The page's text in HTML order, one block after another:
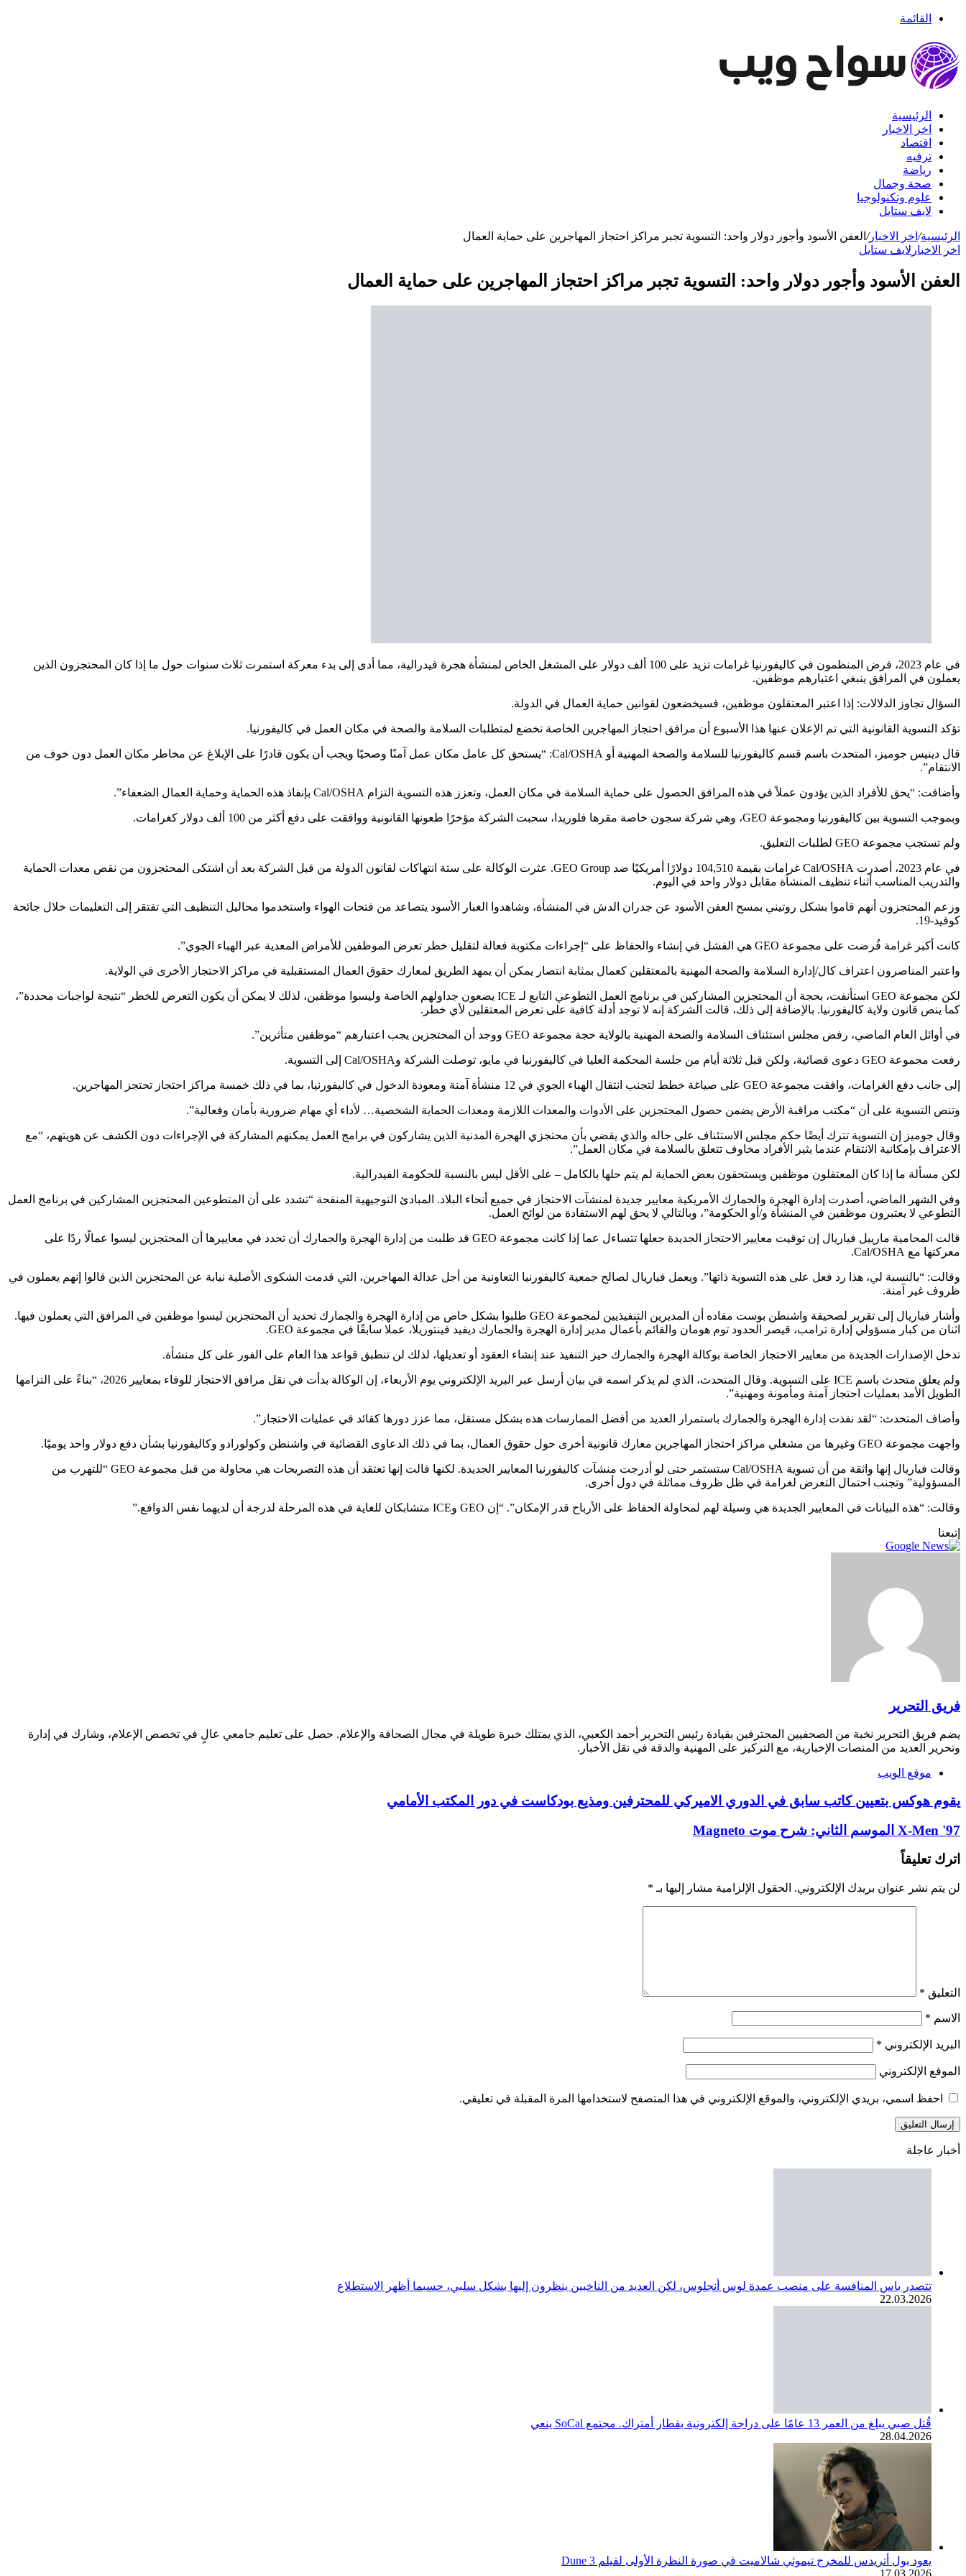
القائمة
الرئيسية
اخر الاخبار
اقتصاد
ترفيه
رياضة
صحة وجمال
علوم وتكنولوجيا
لايف ستايل
الرئيسية/ اخر الاخبار/ العفن الأسود وأجور دولار واحد: التسوية تجبر مراكز احتجاز المهاجرين على حماية العمال
اخر الاخبار لايف ستايل
العفن الأسود وأجور دولار واحد: التسوية تجبر مراكز احتجاز المهاجرين على حماية العمال
في عام 2023، فرض المنظمون في كاليفورنيا غرامات تزيد على 100 ألف دولار على المشغل الخاص لمنشأة هجرة فيدرالية، مما أدى إلى بدء معركة استمرت ثلاث سنوات حول ما إذا كان المحتجزون الذين
يعملون في المرافق ينبغي اعتبارهم موظفين.
السؤال تجاوز الدلالات: إذا اعتبر المعتقلون موظفين، فسيخضعون لقوانين حماية العمال في الدولة.
تؤكد التسوية القانونية التي تم الإعلان عنها هذا الأسبوع أن مرافق احتجاز المهاجرين الخاصة تخضع لمتطلبات السلامة والصحة في مكان العمل في كاليفورنيا.
قال دينيس جوميز، المتحدث باسم قسم كاليفورنيا للسلامة والصحة المهنية أو Cal/OSHA: “يستحق كل عامل مكان عمل آمنًا وصحيًا ويجب أن يكون قادرًا على الإبلاغ عن مخاطر مكان العمل دون خوف من
الانتقام”.
وأضافت: “يحق للأفراد الذين يؤدون عملاً في هذه المرافق الحصول على حماية السلامة في مكان العمل، وتعزز هذه التسوية التزام Cal/OSHA بإنفاذ هذه الحماية وحماية العمال الضعفاء”.
وبموجب التسوية بين كاليفورنيا ومجموعة GEO، وهي شركة سجون خاصة مقرها فلوريدا، سحبت الشركة مؤخرًا طعونها القانونية ووافقت على دفع أكثر من 100 ألف دولار كغرامات.
ولم تستجب مجموعة GEO لطلبات التعليق.
في عام 2023، أصدرت Cal/OSHA غرامات بقيمة 104,510 دولارًا أمريكيًا ضد GEO Group. عثرت الوكالة على ستة انتهاكات لقانون الدولة من قبل الشركة بعد أن اشتكى المحتجزون من نقص معدات الحماية
والتدريب المناسب أثناء تنظيف المنشأة مقابل دولار واحد في اليوم.
وزعم المحتجزون أنهم قاموا بشكل روتيني بمسح العفن الأسود عن جدران الدش في المنشأة، وشاهدوا الغبار الأسود يتصاعد من فتحات الهواء واستخدموا محاليل التنظيف التي تفتقر إلى التعليمات خلال جائحة
كوفيد-19.
كانت أكبر غرامة فُرضت على مجموعة GEO هي الفشل في إنشاء والحفاظ على “إجراءات مكتوبة فعالة لتقليل خطر تعرض الموظفين للأمراض المعدية عبر الهباء الجوي”.
واعتبر المناصرون اعتراف كال/إدارة السلامة والصحة المهنية بالمعتقلين كعمال بمثابة انتصار يمكن أن يمهد الطريق لمعارك حقوق العمال المستقبلية في مراكز الاحتجاز الأخرى في الولاية.
لكن مجموعة GEO استأنفت، بحجة أن المحتجزين المشاركين في برنامج العمل التطوعي التابع لـ ICE يضعون جداولهم الخاصة وليسوا موظفين، لذلك لا يمكن أن يكون التعرض للخطر “نتيجة لواجبات محددة”،
كما ينص قانون ولاية كاليفورنيا. بالإضافة إلى ذلك، قالت الشركة إنه لا توجد أدلة كافية على تعرض المعتقلين لأي خطر.
في أوائل العام الماضي، رفض مجلس استئناف السلامة والصحة المهنية بالولاية حجة مجموعة GEO ووجد أن المحتجزين يجب اعتبارهم “موظفين متأثرين”.
رفعت مجموعة GEO دعوى قضائية، ولكن قبل ثلاثة أيام من جلسة المحكمة العليا في كاليفورنيا في مايو، توصلت الشركة وCal/OSHA إلى التسوية.
إلى جانب دفع الغرامات، وافقت مجموعة GEO على صياغة خطط لتجنب انتقال الهباء الجوي في 12 منشأة آمنة ومعودة الدخول في كاليفورنيا، بما في ذلك خمسة مراكز احتجاز تحتجز المهاجرين.
وتنص التسوية على أن “مكتب مراقبة الأرض يضمن حصول المحتجزين على الأدوات والمعدات اللازمة ومعدات الحماية الشخصية… لأداء أي مهام ضرورية بأمان وفعالية”.
وقال جوميز إن التسوية تترك أيضًا حكم مجلس الاستئناف على حاله والذي يقضي بأن محتجزي الهجرة المدنية الذين يشاركون في برامج العمل يمكنهم المشاركة في الإجراءات دون الكشف عن هويتهم، “مع
الاعتراف بإمكانية الانتقام عندما يثير الأفراد مخاوف تتعلق بالسلامة في مكان العمل”.
لكن مسألة ما إذا كان المعتقلون موظفين ويستحقون بعض الحماية لم يتم حلها بالكامل – على الأقل ليس بالنسبة للحكومة الفيدرالية.
وفي الشهر الماضي، أصدرت إدارة الهجرة والجمارك الأمريكية معايير جديدة لمنشآت الاحتجاز في جميع أنحاء البلاد. المبادئ التوجيهية المنقحة “تشدد على أن المتطوعين المحتجزين المشاركين في برنامج العمل
التطوعي لا يعتبرون موظفين في المنشأة و/أو الحكومة”، وبالتالي لا يحق لهم الاستفادة من لوائح العمل.
قالت المحامية مارييل فياريال إن توقيت معايير الاحتجاز الجديدة جعلها تتساءل عما إذا كانت مجموعة GEO قد طلبت من إدارة الهجرة والجمارك أن تحدد في معاييرها أن المحتجزين ليسوا عمالًا ردًا على
معركتها مع Cal/OSHA.
وقالت: “بالنسبة لي، هذا رد فعل على هذه التسوية ذاتها”. ويعمل فياريال لصالح جمعية كاليفورنيا التعاونية من أجل عدالة المهاجرين، التي قدمت الشكوى الأصلية نيابة عن المحتجزين الذين قالوا إنهم يعملون في
ظروف غير آمنة.
وأشار فياريال إلى تقرير لصحيفة واشنطن بوست مفاده أن المديرين التنفيذيين لمجموعة GEO طلبوا بشكل خاص من إدارة الهجرة والجمارك تحديد أن المحتجزين ليسوا موظفين في المرافق التي يعملون فيها.
اثنان من كبار مسؤولي إدارة ترامب، قيصر الحدود توم هومان والقائم بأعمال مدير إدارة الهجرة والجمارك ديفيد فينتوريلا، عملا سابقًا في مجموعة GEO.
تدخل الإصدارات الجديدة من معايير الاحتجاز الخاصة بوكالة الهجرة والجمارك حيز التنفيذ عند إنشاء العقود أو تعديلها، لذلك لن تنطبق قواعد هذا العام على الفور على كل منشأة.
ولم يعلق متحدث باسم ICE على التسوية. وقال المتحدث، الذي لم يذكر اسمه في بيان أرسل عبر البريد الإلكتروني يوم الأربعاء، إن الوكالة بدأت في نقل مرافق الاحتجاز للوفاء بمعايير 2026، “بناءً على التزامها
الطويل الأمد بعمليات احتجاز آمنة ومأمونة ومهنية”.
وأضاف المتحدث: “لقد نفذت إدارة الهجرة والجمارك باستمرار العديد من أفضل الممارسات هذه بشكل مستقل، مما عزز دورها كقائد في عمليات الاحتجاز”.
واجهت مجموعة GEO وغيرها من مشغلي مراكز احتجاز المهاجرين معارك قانونية أخرى حول حقوق العمال، بما في ذلك الدعاوى القضائية في واشنطن وكولورادو وكاليفورنيا بشأن دفع دولار واحد يوميًا.
وقالت فياريال إنها واثقة من أن تسوية Cal/OSHA ستستمر حتى لو أدرجت منشآت كاليفورنيا المعايير الجديدة. لكنها قالت إنها تعتقد أن هذه التصريحات هي محاولة من قبل مجموعة GEO “للتهرب من
المسؤولية” وتجنب احتمال التعرض لغرامة في ظل ظروف مماثلة في دول أخرى.
وقالت: “هذه البيانات في المعايير الجديدة هي وسيلة لهم لمحاولة الحفاظ على الأرباح قدر الإمكان”. “إن GEO وICE متشابكان للغاية في هذه المرحلة لدرجة أن لديهما نفس الدوافع.”
إتبعنا
فريق التحرير
يضم فريق التحرير نخبة من الصحفيين المحترفين بقيادة رئيس التحرير أحمد الكعبي، الذي يمتلك خبرة طويلة في مجال الصحافة والإعلام. حصل على تعليم جامعي عالٍ في تخصص الإعلام، وشارك في إدارة
وتحرير العديد من المنصات الإخبارية، مع التركيز على المهنية والدقة في نقل الأخبار.
موقع الويب
يقوم هوكس بتعيين كاتب سابق في الدوري الاميركي للمحترفين ومذيع بودكاست في دور المكتب الأمامي
X-Men '97 الموسم الثاني: شرح موت Magneto
اترك تعليقاً
لن يتم نشر عنوان بريدك الإلكتروني. الحقول الإلزامية مشار إليها بـ *
التعليق *
الاسم *
البريد الإلكتروني *
الموقع الإلكتروني
احفظ اسمي، بريدي الإلكتروني، والموقع الإلكتروني في هذا المتصفح لاستخدامها المرة المقبلة في تعليقي.
أخبار عاجلة
تتصدر باس المنافسة على منصب عمدة لوس أنجلوس، لكن العديد من الناخبين ينظرون إليها بشكل سلبي، حسبما أظهر الاستطلاع
22.03.2026
قُتل صبي يبلغ من العمر 13 عامًا على دراجة إلكترونية بقطار أمتراك. مجتمع SoCal ينعي
28.04.2026
يعود بول أتريدس للمخرج تيموثي شالاميت في صورة النظرة الأولى لفيلم Dune 3